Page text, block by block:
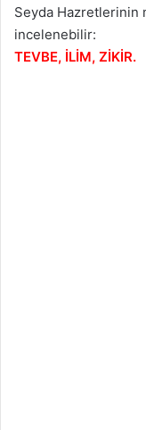
Seyda Hazretlerinin
incelenebilir:
TEVBE, İLİM, ZİKİR.